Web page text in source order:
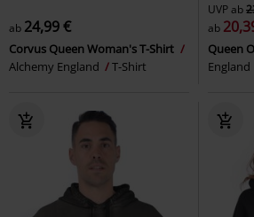
ab 24,99 €
Corvus Queen Woman's T-Shirt
Alchemy England
T-Shirt
UVPab
ab
Queen
England